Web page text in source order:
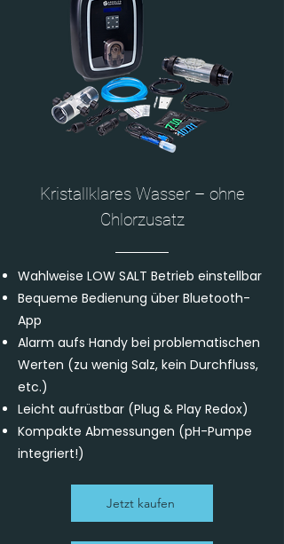
Kristallklares Wasser – ohne
Chlorzusatz
Wahlweise LOW SALT Betrieb einstellbar
Bequeme Bedienung über Bluetooth-
App
Alarm aufs Handy bei problematischen
Werten (zu wenig Salz, kein Durchfluss,
etc.)
Leicht aufrüstbar (Plug & Play Redox)
Kompakte Abmessungen (pH-Pumpe
integriert!)
Jetzt kaufen